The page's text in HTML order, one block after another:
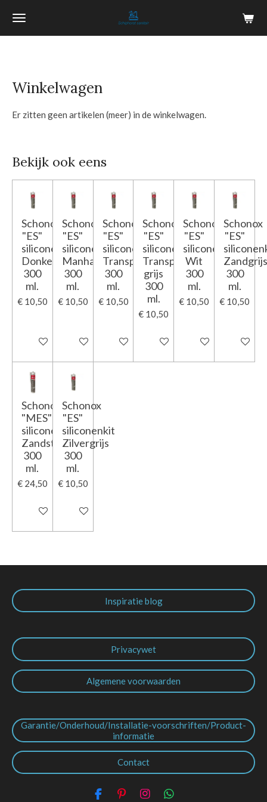
Ga
Winkelwagen
Er zitten geen artikelen (meer) in de winkelwagen.
Bekijk ook eens
Schonox
"ES"
siliconenkit
Donkergrijs
300
ml.
€ 10,50
In winkelwagen
Schonox
"ES"
siliconenkit
Manhattan
300
ml.
€ 10,50
In winkelwagen
Schonox
"ES"
siliconenkit
Transparant
300
ml.
€ 10,50
In winkelwagen
Schonox
"ES"
siliconenkit
Transparant-
grijs
300
ml.
€ 10,50
In winkelwagen
Schonox
"ES"
siliconenkit
Wit
300
ml.
€ 10,50
In winkelwagen
Schonox
"ES"
300
ml.
€ 10,50
In
Schonox
"MES"
siliconenkit
Zandsteen
300
ml.
€ 24,50
In winkelwagen
Schonox
"ES"
siliconenkit
Zilvergrijs
300
ml.
€ 10,50
In winkelwagen
Inspiratie blog
Privacywet
Algemene voorwaarden
Garantie/Onderhoud/Installatie-voorschriften/Product-
informatie
Contact
F P I W